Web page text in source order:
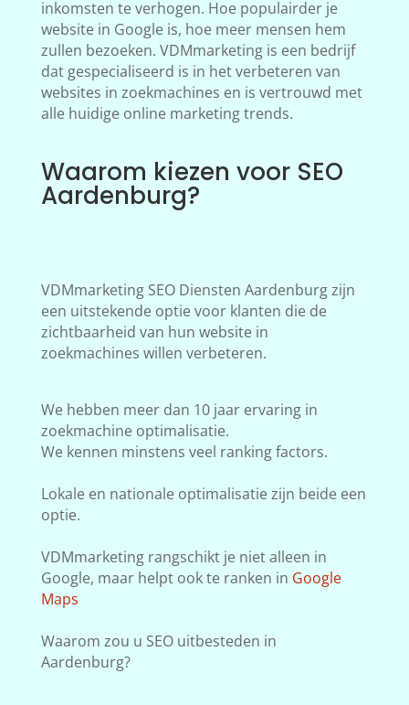
inkomsten te verhogen. Hoe populairder je
website in Google is, hoe meer mensen hem
zullen bezoeken. VDMmarketing is een bedrijf
dat gespecialiseerd is in het verbeteren van
websites in zoekmachines en is vertrouwd met
alle huidige online marketing trends.
Waarom kiezen voor SEO
Aardenburg?
VDMmarketing SEO Diensten Aardenburg zijn
een uitstekende optie voor klanten die de
zichtbaarheid van hun website in
zoekmachines willen verbeteren.
We hebben meer dan 10 jaar ervaring in
zoekmachine optimalisatie.
We kennen minstens veel ranking factors.
Lokale en nationale optimalisatie zijn beide een
optie.
VDMmarketing rangschikt je niet alleen in
Google, maar helpt ook te ranken in Google
Maps
Waarom zou u SEO uitbesteden in
Aardenburg?